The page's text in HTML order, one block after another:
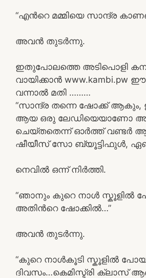
“എന്‍റെ മമ്മിയെ സാന്ദ്ര
അവന്‍ തുടര്‍ന്നു.
ഇതുപോലത്തെ അടിപൊളി
വായിക്കാൻ www.kambi.pw
വന്നാൽ മതി ………
“സാന്ദ്ര തന്നെ ഷോക്ക് ആകും,
ആയ ഒരു ലേഡിയെയാണോ
ചെയ്തതെന്ന് ഓര്‍ത്ത് വണ്ടര്‍
ഷീയീസ് സോ ബ്യൂട്ടിഫുള്‍,
നെവില്‍ ഒന്ന് നിര്‍ത്തി.
“ഞാനും കുറെ നാള്‍ സ്കൂളില്‍
അതിന്‍റെ ഷോക്കില്‍…”
അവന്‍ തുടര്‍ന്നു.
“കുറെ നാള്‍കൂടി സ്കൂളില്‍
ദിവസം…കെമിസ്ട്രി ക്ലാസ്